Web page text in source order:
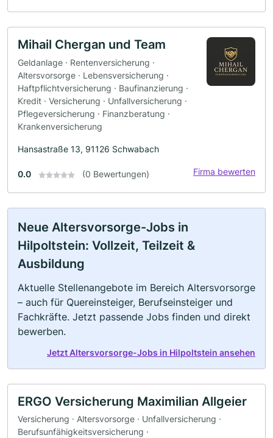
Mihail Chergan und Team
Geldanlage · Rentenversicherung ·
Altersvorsorge · Lebensversicherung ·
Haftpflichtversicherung · Baufinanzierung ·
Kredit · Versicherung · Unfallversicherung ·
Pflegeversicherung · Finanzberatung ·
Krankenversicherung
Hansastraße 13, 91126 Schwabach
0.0 (0 Bewertungen) Firma bewerten
Neue Altersvorsorge-Jobs in
Hilpoltstein: Vollzeit, Teilzeit &
Ausbildung
Aktuelle Stellenangebote im Bereich Altersvorsorge
– auch für Quereinsteiger, Berufseinsteiger und
Fachkräfte. Jetzt passende Jobs finden und direkt
bewerben.
Jetzt Altersvorsorge-Jobs in Hilpoltstein ansehen
ERGO Versicherung Maximilian Allgeier
Versicherung · Altersvorsorge · Unfallversicherung ·
Berufsunfähigkeitsversicherung ·